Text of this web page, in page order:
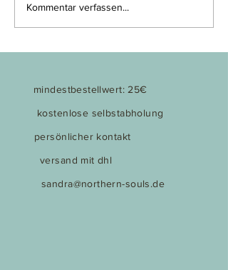
Kommentar verfassen...
mindestbestellwert: 25€
kostenlose selbstabholung
persönlicher kontakt
versand mit dhl
sandra@northern-souls.de